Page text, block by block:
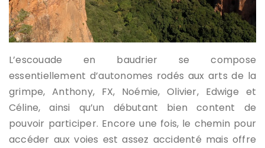
L’escouade en baudrier se compose
essentiellement d’autonomes rodés aux arts de la
grimpe, Anthony, FX, Noémie, Olivier, Edwige et
Céline, ainsi qu’un débutant bien content de
pouvoir participer. Encore une fois, le chemin pour
accéder aux voies est assez accidenté mais offre